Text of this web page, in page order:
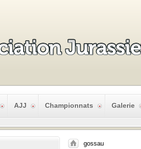
AJJ Championnats Galerie
gossau